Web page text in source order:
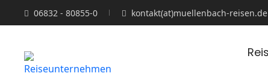
06832 - 80855-0 kontakt(at)muellenbach-reisen.de